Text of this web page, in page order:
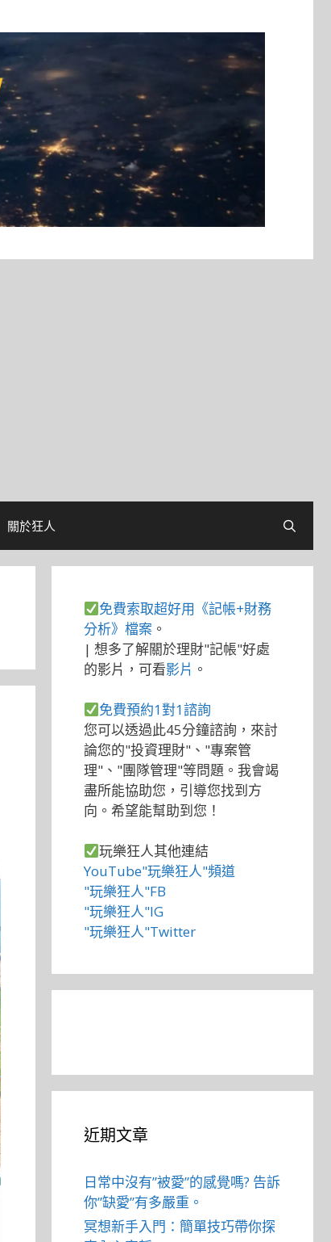
關於狂人
免費索取超好用《記帳+財務
分析》檔案 。
| 想多了解關於理財"記帳"好處
的影片，可看影片 。
免費預約1對1諮詢
您可以透過此45分鐘諮詢，來討
論您的"投資理財"、"專案管
理"、"團隊管理"等問題。我會竭
盡所能協助您，引導您找到方
向。希望能幫助到您！
玩樂狂人其他連結
YouTube"玩樂狂人"頻道
"玩樂狂人"FB
"玩樂狂人"IG
"玩樂狂人"Twitter
近期文章
日常中沒有”被愛”的感覺嗎? 告訴
你”缺愛”有多嚴重。
冥想新手入門：簡單技巧帶你探